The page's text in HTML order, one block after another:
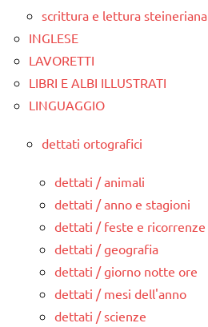
scrittura e lettura steineriana
INGLESE
LAVORETTI
LIBRI E ALBI ILLUSTRATI
LINGUAGGIO
dettati ortografici
dettati / animali
dettati / anno e stagioni
dettati / feste e ricorrenze
dettati / geografia
dettati / giorno notte ore
dettati / mesi dell'anno
dettati / scienze